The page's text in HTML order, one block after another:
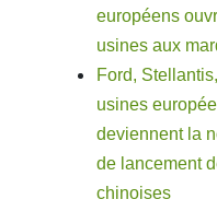
européens
usines aux
Ford,
usines
deviennent la
de lancement
chinoises